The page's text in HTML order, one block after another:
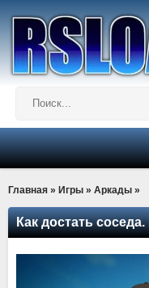
Главная » Игры » Аркады »
Как достать